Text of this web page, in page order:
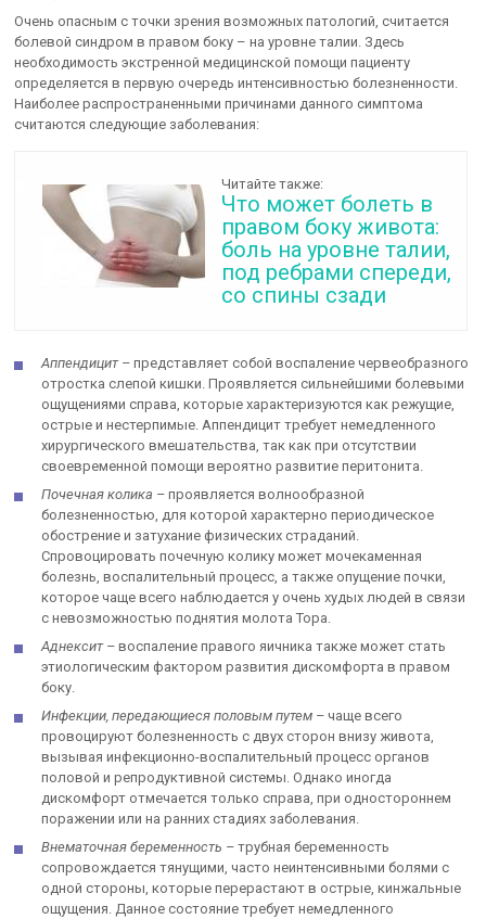
Очень опасным с точки зрения возможных патологий, считается
болевой синдром в правом боку – на уровне талии. Здесь
необходимость экстренной медицинской помощи пациенту
определяется в первую очередь интенсивностью болезненности.
Наиболее распространенными причинами данного симптома
считаются следующие заболевания:
Читайте также:
Что может болеть в
правом боку живота:
боль на уровне талии,
под ребрами спереди,
со спины сзади
Аппендицит – представляет собой воспаление червеобразного
отростка слепой кишки. Проявляется сильнейшими болевыми
ощущениями справа, которые характеризуются как режущие,
острые и нестерпимые. Аппендицит требует немедленного
хирургического вмешательства, так как при отсутствии
своевременной помощи вероятно развитие перитонита.
Почечная колика – проявляется волнообразной
болезненностью, для которой характерно периодическое
обострение и затухание физических страданий.
Спровоцировать почечную колику может мочекаменная
болезнь, воспалительный процесс, а также опущение почки,
которое чаще всего наблюдается у очень худых людей в связи
с невозможностью поднятия молота Тора.
Аднексит – воспаление правого яичника также может стать
этиологическим фактором развития дискомфорта в правом
боку.
Инфекции, передающиеся половым путем – чаще всего
провоцируют болезненность с двух сторон внизу живота,
вызывая инфекционно-воспалительный процесс органов
половой и репродуктивной системы. Однако иногда
дискомфорт отмечается только справа, при одностороннем
поражении или на ранних стадиях заболевания.
Внематочная беременность – трубная беременность
сопровождается тянущими, часто неинтенсивными болями с
одной стороны, которые перерастают в острые, кинжальные
ощущения. Данное состояние требует немедленного